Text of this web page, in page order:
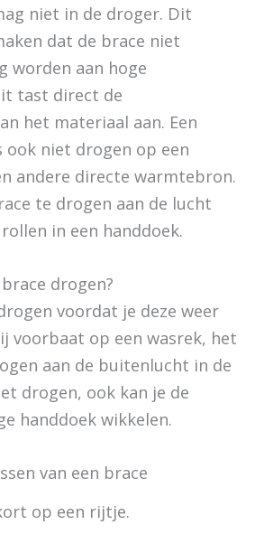
niet in de droger. Dit
dat de brace niet
worden aan hoge
tast direct de
het materiaal aan. Een
ook niet drogen op een
andere directe warmtebron.
te drogen aan de lucht
in een handdoek.
drogen?
voordat je deze weer
voorbaat op een wasrek, het
aan de buitenlucht in de
drogen, ook kan je de
handdoek wikkelen.
van een brace
op een rijtje.